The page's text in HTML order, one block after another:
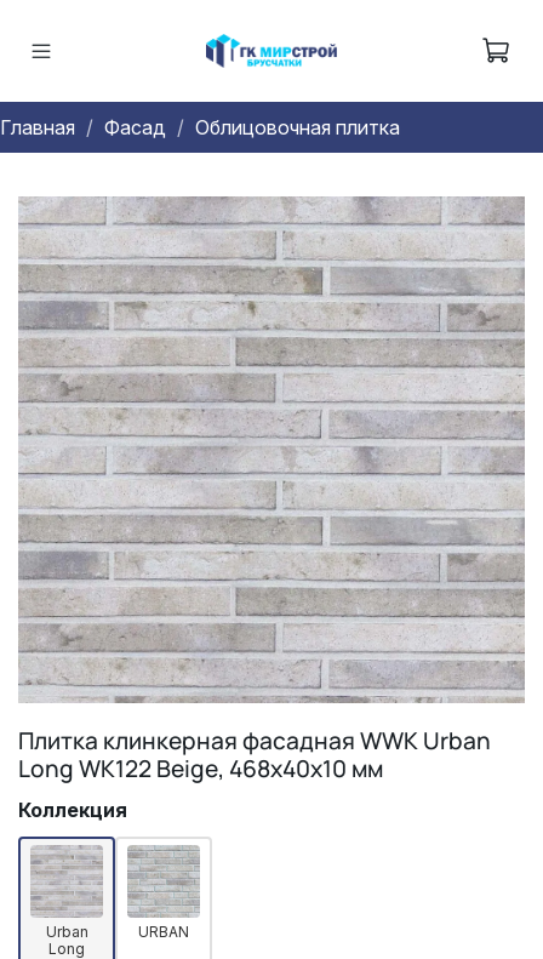
Главная Фасад Облицовочная плитка
Плитка клинкерная фасадная WWK Urban
Long WK122 Beige, 468х40х10 мм
Коллекция
Urban
Long
URBAN